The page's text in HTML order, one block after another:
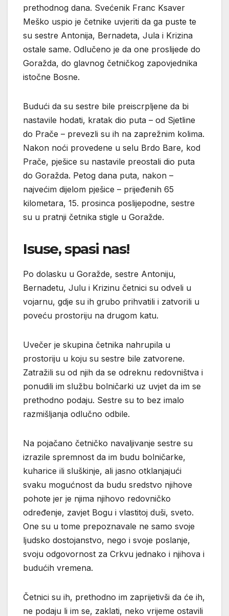
prethodnog dana. Svećenik Franc Ksaver
Meško uspio je četnike uvjeriti da ga puste te
su sestre Antonija, Bernadeta, Jula i Krizina
ostale same. Odlučeno je da one proslijede do
Goražda, do glavnog četničkog zapovjednika
istočne Bosne.
Budući da su sestre bile preiscrpljene da bi
nastavile hodati, kratak dio puta – od Sjetline
do Prače – prevezli su ih na zaprežnim kolima.
Nakon noći provedene u selu Brdo Bare, kod
Prače, pješice su nastavile preostali dio puta
do Goražda. Petog dana puta, nakon –
najvećim dijelom pješice – prijeđenih 65
kilometara, 15. prosinca poslijepodne, sestre
su u pratnji četnika stigle u Goražde.
Isuse, spasi nas!
Po dolasku u Goražde, sestre Antoniju,
Bernadetu, Julu i Krizinu četnici su odveli u
vojarnu, gdje su ih grubo prihvatili i zatvorili u
poveću prostoriju na drugom katu.
Uvečer je skupina četnika nahrupila u
prostoriju u koju su sestre bile zatvorene.
Zatražili su od njih da se odreknu redovništva i
ponudili im službu bolničarki uz uvjet da im se
prethodno podaju. Sestre su to bez imalo
razmišljanja odlučno odbile.
Na pojačano četničko navaljivanje sestre su
izrazile spremnost da im budu bolničarke,
kuharice ili sluškinje, ali jasno otklanjajući
svaku mogućnost da budu sredstvo njihove
pohote jer je njima njihovo redovničko
određenje, zavjet Bogu i vlastitoj duši, sveto.
One su u tome prepoznavale ne samo svoje
ljudsko dostojanstvo, nego i svoje poslanje,
svoju odgovornost za Crkvu jednako i njihova i
budućih vremena.
Četnici su ih, prethodno im zaprijetivši da će ih,
ne podaju li im se, zaklati, neko vrijeme ostavili